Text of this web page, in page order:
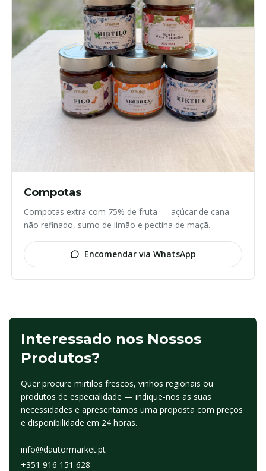
Compotas
Compotas extra com 75% de fruta — açúcar de cana
não refinado, sumo de limão e pectina de maçã.
Encomendar via WhatsApp
Interessado nos Nossos
Produtos?
Quer procure mirtilos frescos, vinhos regionais ou
produtos de especialidade — indique-nos as suas
necessidades e apresentamos uma proposta com preços
e disponibilidade em 24 horas.
info@dautormarket.pt
+351 916 151 628